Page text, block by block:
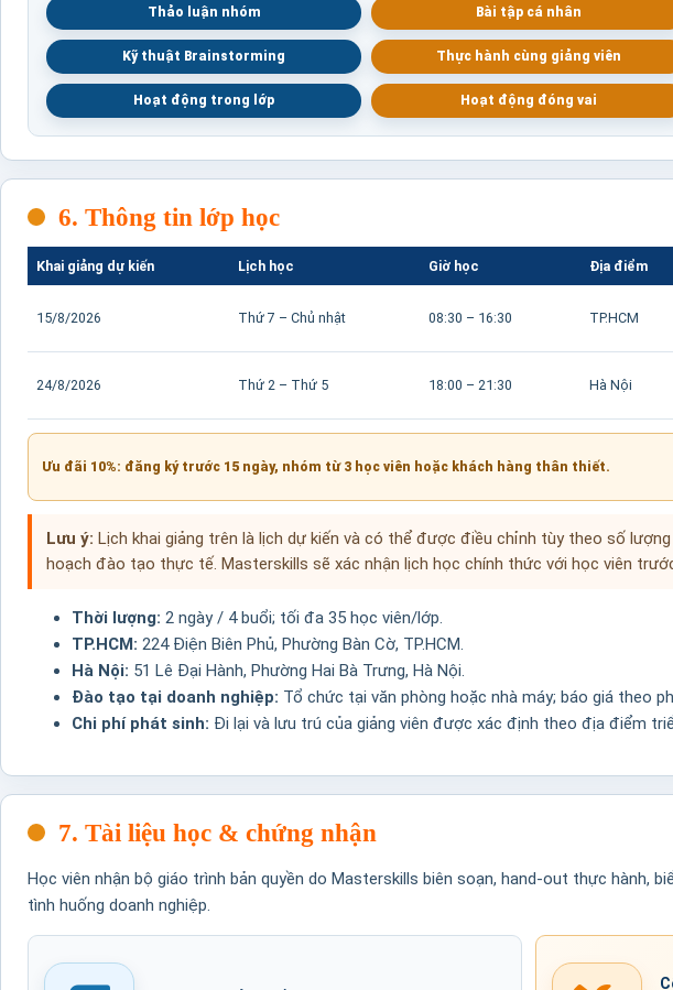
Thảo luận nhóm Bài tập cá nhân
Kỹ thuật Brainstorming Thực hành cùng giảng viên
Hoạt động trong lớp Hoạt động đóng vai
6. Thông tin lớp học
Khai giảng dự kiến Lịch học Giờ học Địa điểm
15/8/2026 Thứ 7 – Chủ nhật 08:30 – 16:30 TP.HCM
24/8/2026 Thứ 2 – Thứ 5 18:00 – 21:30 Hà Nội
Ưu đãi 10%: đăng ký trước 15 ngày, nhóm từ 3 học viên hoặc khách hàng thân thiết.
Lưu ý: Lịch khai giảng trên là lịch dự kiến và có thể được điều chỉnh tùy theo số
hoạch đào tạo thực tế. Masterskills sẽ xác nhận lịch học chính thức với học viên
Thời lượng: 2 ngày / 4 buổi; tối đa 35 học viên/lớp.
TP.HCM: 224 Điện Biên Phủ, Phường Bàn Cờ, TP.HCM.
Hà Nội: 51 Lê Đại Hành, Phường Hai Bà Trưng, Hà Nội.
Đào tạo tại doanh nghiệp: Tổ chức tại văn phòng hoặc nhà máy; báo giá theo
Chi phí phát sinh: Đi lại và lưu trú của giảng viên được xác định theo địa điểm
7. Tài liệu học & chứng nhận
Học viên nhận bộ giáo trình bản quyền do Masterskills biên soạn, hand-out thực hành,
tình huống doanh nghiệp.